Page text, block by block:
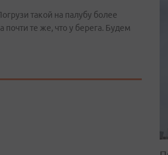
такой на палубу более
почти те же, что у берега. Будем